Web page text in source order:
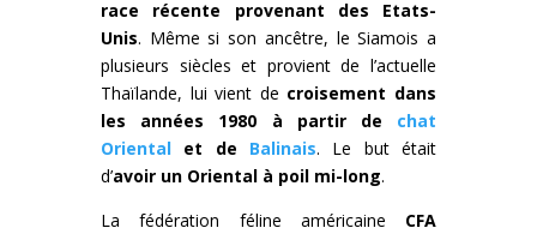
race récente provenant des Etats-
Unis. Même si son ancêtre, le Siamois a
plusieurs siècles et provient de l’actuelle
Thaïlande, lui vient de croisement dans
les années 1980 à partir de chat
Oriental et de Balinais. Le but était
d’avoir un Oriental à poil mi-long.
La fédération féline américaine CFA